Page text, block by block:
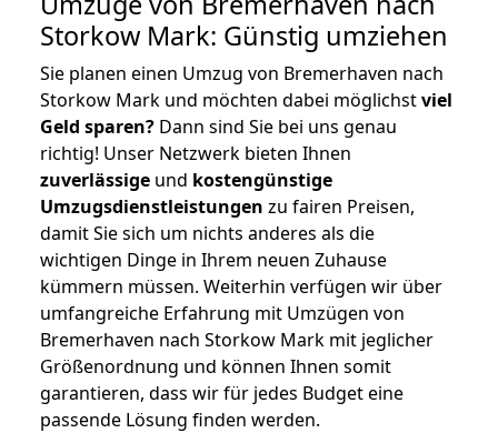
Storkow Mark: Günstig umziehen
Sie planen einen Umzug von Bremerhaven nach
Storkow Mark und möchten dabei möglichstviel
Geld sparen? Dann sind Sie bei uns genau
richtig! Unser Netzwerk bieten Ihnen
zuverlässige und kostengünstige
Umzugsdienstleistungen zu fairen Preisen,
damit Sie sich um nichts anderes als die
wichtigen Dinge in Ihrem neuen Zuhause
kümmern müssen. Weiterhin verfügen wir über
umfangreiche Erfahrung mit Umzügen von
Bremerhaven nach Storkow Mark mit jeglicher
Größenordnung und können Ihnen somit
garantieren, dass wir für jedes Budget eine
passende Lösung finden werden.